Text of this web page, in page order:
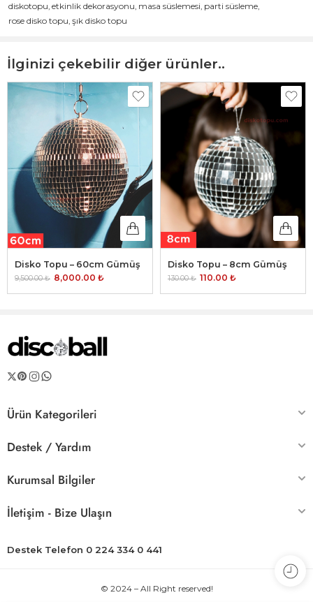
Teknik
Bilgiler
Açıklama
Yüzey
Malzemesi
Rose
12 cm
Ağırlık
200 g (ortalama)
Montaj Tipi
Serbest veya yapıştırıcı ile monte edilebilir
Askı Aparatı
Yok
Ambalajı
Koruyucu ambalaj içinde gönderilir
Teslim Süresi
Minimum 3 gün
diskotopu, etkinlik dekorasyonu, masa süslemesi, parti süsleme,
rose disko topu, şık disko topu
İlginizi çekebilir diğer ürünler..
Disko Topu – 60cm Gümüş
9,500.00₺ 8,000.00 ₺
Disko Topu – 8cm Gümüş
130.00₺ 110.00 ₺
Ürün Kategorileri
Destek / Yardım
Kurumsal Bilgiler
İletişim - Bize Ulaşın
Destek Telefon 0 224 334 0 441
© 2024 – All Right reserved!